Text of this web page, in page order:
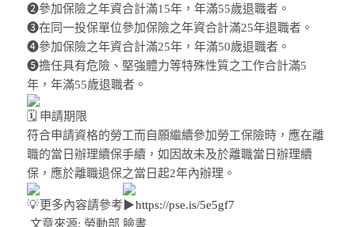
➋參加保險之年資合計滿15年，年滿55歲退職者。
➌在同一投保單位參加保險之年資合計滿25年退職者。
➍參加保險之年資合計滿25年，年滿50歲退職者。
➎擔任具有危險、堅強體力等特殊性質之工作合計滿5
年，年滿55歲退職者。
申請期限
符合申請資格的勞工而自願繼續參加勞工保險時，應在離
職的當日辦理續保手續，如因故未及於離職當日辦理續
保，應於離職退保之當日起2年內辦理。
更多內容請參考
https://pse.is/5e5gf7
文章來源: 勞動部 臉書